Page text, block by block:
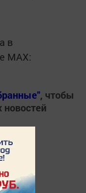
в
MАХ:
, чтобы
новостей